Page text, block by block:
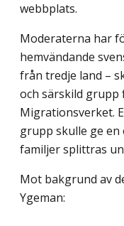
webbplats.
Moderaterna har
hemvändande
från tredje land –
och särskild
Migrationsverket.
grupp skulle ge
familjer splittras
Mot bakgrund av
Ygeman: